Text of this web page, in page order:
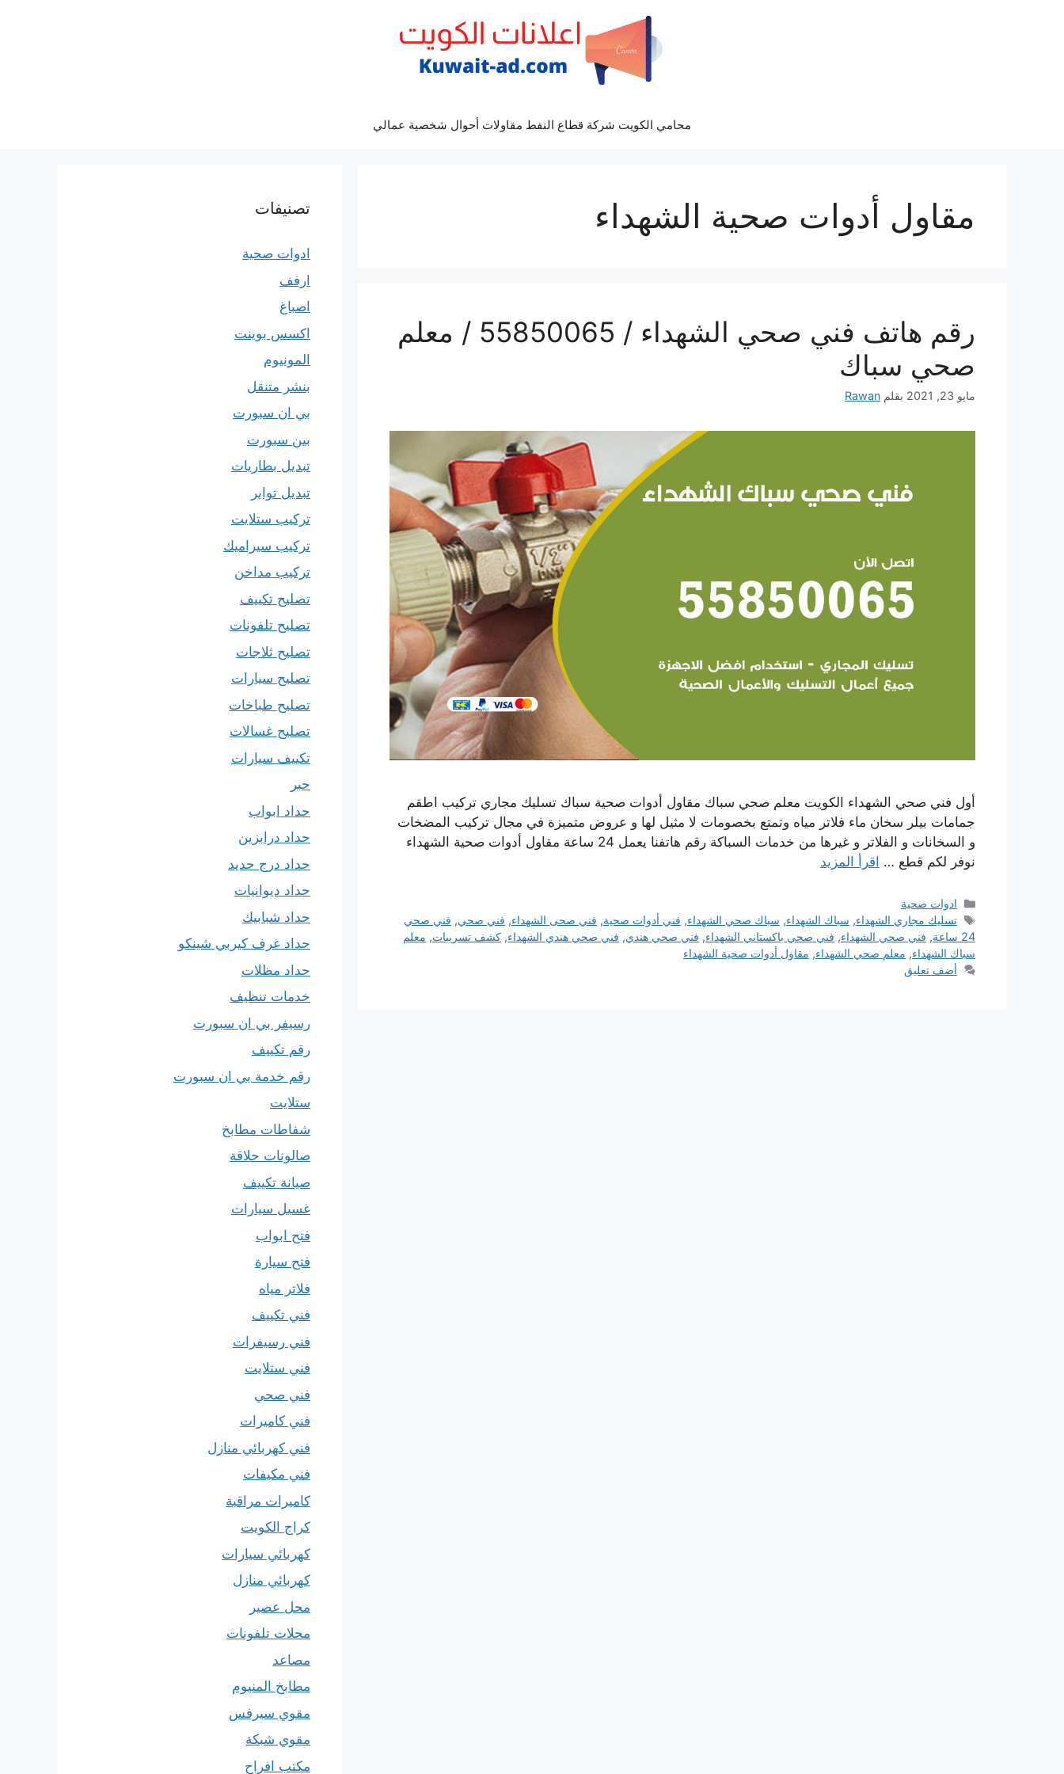
محامي الكويت شركة قطاع النفط مقاولات أحوال شخصية عمالي
مقاول أدوات صحية الشهداء
رقم هاتف فني صحي الشهداء / 55850065 / معلم
صحي سباك
مايو 23, 2021 بقلم Rawan
أول فني صحي الشهداء الكويت معلم صحي سباك مقاول أدوات صحية سباك تسليك مجاري تركيب اطقم
جمامات بيلر سخان ماء فلاتر مياه وتمتع بخصومات لا مثيل لها و عروض متميزة في مجال تركيب المضخات
و السخانات و الفلاتر و غيرها من خدمات السباكة رقم هاتفنا يعمل 24 ساعة مقاول أدوات صحية الشهداء
نوفر لكم قطع … اقرأ المزيد
التصنيفات
ادوات صحية
الوسوم
تسليك مجاري الشهداء, سباك الشهداء, سباك صحي الشهداء, فني أدوات صحية, فني صحى الشهداء, فني صحي, فني صحي
24 ساعة
, فني صحي الشهداء, فني صحي باكستاني الشهداء, فني صحي هندي, فني صحي هندي الشهداء, كشف تسريبات, معلم
سباك الشهداء, معلم صحي الشهداء, مقاول أدوات صحية الشهداء
أضف تعليق
تصنيفات
ادوات صحية
ارفف
اصباغ
اكسس بوينت
المونيوم
بنشر متنقل
بي ان سبورت
بين سبورت
تبديل بطاريات
تبديل تواير
تركيب ستلايت
تركيب سيراميك
تركيب مداخن
تصليح تكييف
تصليح تلفونات
تصليح ثلاجات
تصليح سيارات
تصليح طباخات
تصليح غسالات
تكييف سيارات
حبر
حداد ابواب
حداد درابزين
حداد درج حديد
حداد ديوانيات
حداد شبابيك
حداد غرف كيربي شينكو
حداد مظلات
خدمات تنظيف
رسيفر بي ان سبورت
رقم تكييف
رقم خدمة بي ان سبورت
ستلايت
شفاطات مطابخ
صالونات حلاقة
صيانة تكييف
غسيل سيارات
فتح ابواب
فتح سيارة
فلاتر مياه
فني تكييف
فني رسيفرات
فني ستلايت
فني صحي
فني كاميرات
فني كهربائي منازل
فني مكيفات
كاميرات مراقبة
كراج الكويت
كهربائي سيارات
كهربائي منازل
محل عصير
محلات تلفونات
مصاعد
مطابخ المنيوم
مقوي سيرفس
مقوي شبكة
مكتب افراح